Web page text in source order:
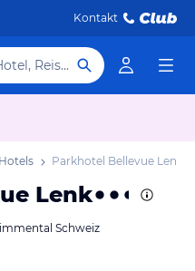
Kontakt
Hotel, Reiseziel
Parkhotel Bellevue Lenk
Lenk
Schweiz